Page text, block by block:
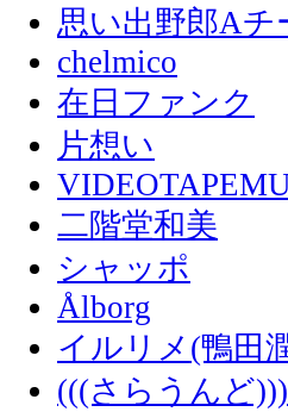
思い出野郎Aチ
chelmico
在日ファンク
片想い
二階堂和美
シャッポ
Ålborg
イルリメ(鴨田
(((さらうんど)))